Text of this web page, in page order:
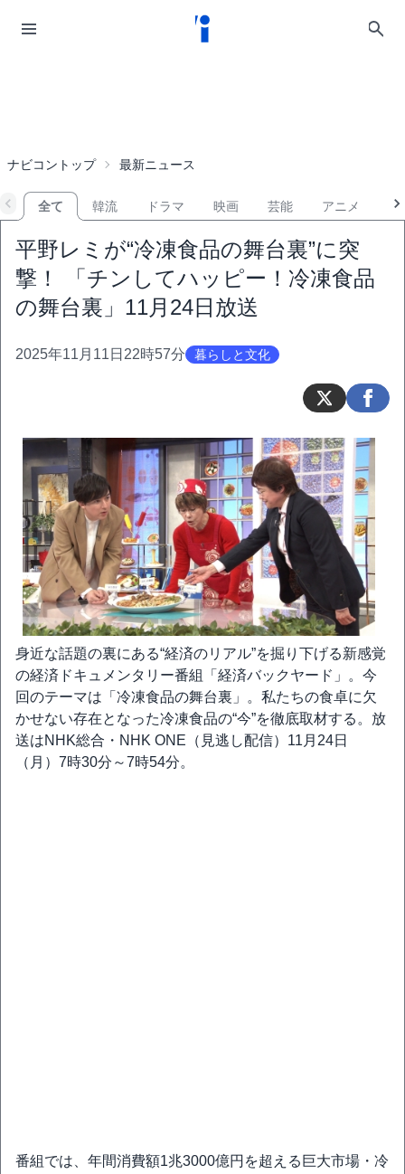
ナビコントップ 最新ニュース
全て 韓流 ドラマ 映画 芸能 アニメ
平野レミが“冷凍食品の舞台裏”に突
撃！ 「チンしてハッピー！冷凍食品
の舞台裏」11月24日放送
2025年11月11日22時57分 暮らしと文化
身近な話題の裏にある“経済のリアル”を掘り下げる新感覚
の経済ドキュメンタリー番組「経済バックヤード」。今
回のテーマは「冷凍食品の舞台裏」。私たちの食卓に欠
かせない存在となった冷凍食品の“今”を徹底取材する。放
送はNHK総合・NHK ONE（見逃し配信）11月24日
（月）7時30分～7時54分。
番組では、年間消費額1兆3000億円を超える巨大市場・冷